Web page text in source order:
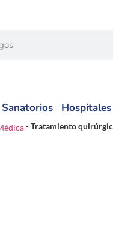
Sanatorios Hospitales
-Tratamiento